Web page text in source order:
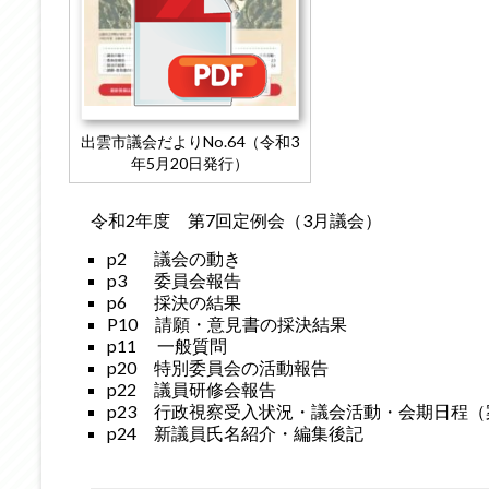
出雲市議会だよりNo.64（令和3
年5月20日発行）
令和2年度 第7回定例会（3月議会）
p2 議会の動き
p3 委員会報告
p6 採決の結果
P10 請願・意見書の採決結果
p11 一般質問
p20 特別委員会の活動報告
p22 議員研修会報告
p23 行政視察受入状況・議会活動・会期日程（
p24 新議員氏名紹介・編集後記